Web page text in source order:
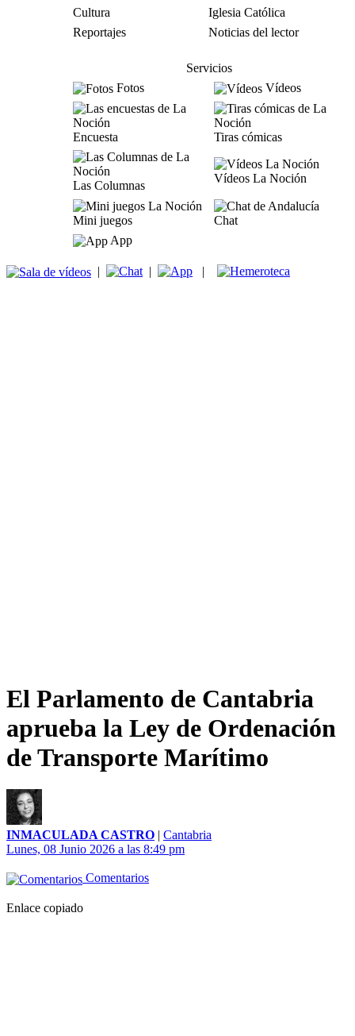
Cultura
Iglesia Católica
Reportajes
Noticias del lector
Servicios
Fotos
Vídeos
Encuesta Tiras cómicas
Las Columnas
Vídeos La Noción
Mini juegos
Chat
App
| | |
El Parlamento de Cantabria
aprueba la Ley de Ordenación
de Transporte Marítimo
INMACULADA CASTRO | Cantabria
Lunes, 08 Junio 2026 a las 8:49 pm
Comentarios
Enlace copiado